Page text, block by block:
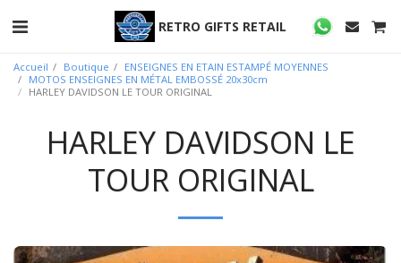
RETRO GIFTS RETAIL
Accueil Boutique
ENSEIGNES EN ETAIN ESTAMPÉ MOYENNES
MOTOS ENSEIGNES EN MÉTAL EMBOSSÉ 20x30cm
HARLEY DAVIDSON LE TOUR ORIGINAL
HARLEY DAVIDSON LE
TOUR ORIGINAL